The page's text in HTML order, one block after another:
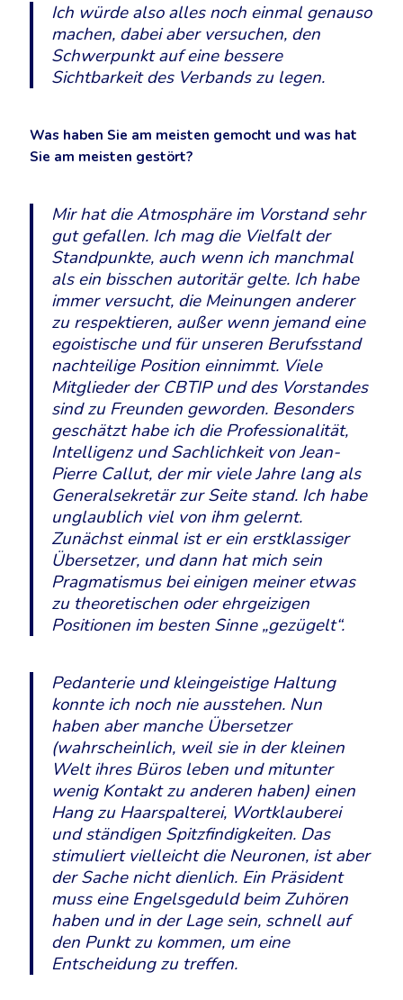
Ich würde also alles noch einmal genauso
machen, dabei aber versuchen, den
Schwerpunkt auf eine bessere
Sichtbarkeit des Verbands zu legen.
Was haben Sie am meisten gemocht und was hat
Sie am meisten gestört?
Mir hat die Atmosphäre im Vorstand sehr
gut gefallen. Ich mag die Vielfalt der
Standpunkte, auch wenn ich manchmal
als ein bisschen autoritär gelte. Ich habe
immer versucht, die Meinungen anderer
zu respektieren, außer wenn jemand eine
egoistische und für unseren Berufsstand
nachteilige Position einnimmt. Viele
Mitglieder der CBTIP und des Vorstandes
sind zu Freunden geworden. Besonders
geschätzt habe ich die Professionalität,
Intelligenz und Sachlichkeit von Jean-
Pierre Callut, der mir viele Jahre lang als
Generalsekretär zur Seite stand. Ich habe
unglaublich viel von ihm gelernt.
Zunächst einmal ist er ein erstklassiger
Übersetzer, und dann hat mich sein
Pragmatismus bei einigen meiner etwas
zu theoretischen oder ehrgeizigen
Positionen im besten Sinne „gezügelt“.
Pedanterie und kleingeistige Haltung
konnte ich noch nie ausstehen. Nun
haben aber manche Übersetzer
(wahrscheinlich, weil sie in der kleinen
Welt ihres Büros leben und mitunter
wenig Kontakt zu anderen haben) einen
Hang zu Haarspalterei, Wortklauberei
und ständigen Spitzfindigkeiten. Das
stimuliert vielleicht die Neuronen, ist aber
der Sache nicht dienlich. Ein Präsident
muss eine Engelsgeduld beim Zuhören
haben und in der Lage sein, schnell auf
den Punkt zu kommen, um eine
Entscheidung zu treffen.